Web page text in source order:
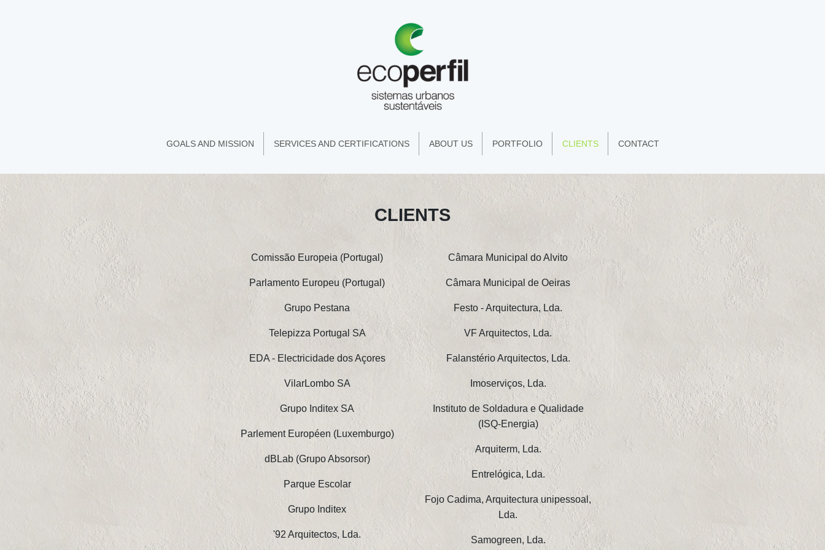
GOALS AND MISSION SERVICES AND CERTIFICATIONS ABOUT US PORTFOLIO CLIENTS CONTACT
CLIENTS
Comissão Europeia (Portugal)
Parlamento Europeu (Portugal)
Grupo Pestana
Telepizza Portugal SA
EDA - Electricidade dos Açores
VilarLombo SA
Grupo Inditex SA
Parlement Européen (Luxemburgo)
dBLab (Grupo Absorsor)
Parque Escolar
Grupo Inditex
'92 Arquitectos, Lda.
Câmara Municipal do Alvito
Câmara Municipal de Oeiras
Festo - Arquitectura, Lda.
VF Arquitectos, Lda.
Falanstério Arquitectos, Lda.
Imoserviços, Lda.
Instituto de Soldadura e Qualidade
(ISQ-Energia)
Arquiterm, Lda.
Entrelógica, Lda.
Fojo Cadima, Arquitectura unipessoal,
Lda.
Samogreen, Lda.